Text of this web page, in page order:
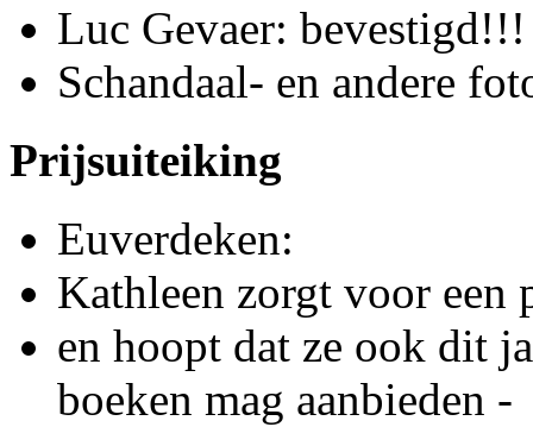
Luc Gevaer: bevestigd!!!
Schandaal- en andere
Prijsuiteiking
Euverdeken:
Kathleen zorgt voor een
en hoopt dat ze ook dit
boeken mag aanbieden -